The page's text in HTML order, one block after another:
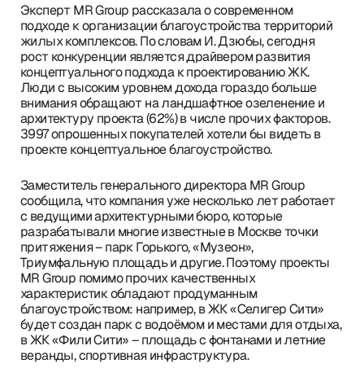
Эксперт MR Group рассказала о современном
подходе к организации благоустройства территорий
жилых комплексов. По словам И. Дзюбы, сегодня
рост конкуренции является драйвером развития
концептуального подхода к проектированию ЖК.
Люди с высоким уровнем дохода гораздо больше
внимания обращают на ландшафтное озеленение и
архитектуру проекта (62%) в числе прочих факторов.
3997 опрошенных покупателей хотели бы видеть в
проекте концептуальное благоустройство.
Заместитель генерального директора MR Group
сообщила, что компания уже несколько лет работает
с ведущими архитектурными бюро, которые
разрабатывали многие известные в Москве точки
притяжения – парк Горького, «Музеон»,
Триумфальную площадь и другие. Поэтому проекты
MR Group помимо прочих качественных
характеристик обладают продуманным
благоустройством: например, в ЖК «Селигер Сити»
будет создан парк с водоёмом и местами для отдыха,
в ЖК «Фили Сити» – площадь с фонтанами и летние
веранды, спортивная инфраструктура.